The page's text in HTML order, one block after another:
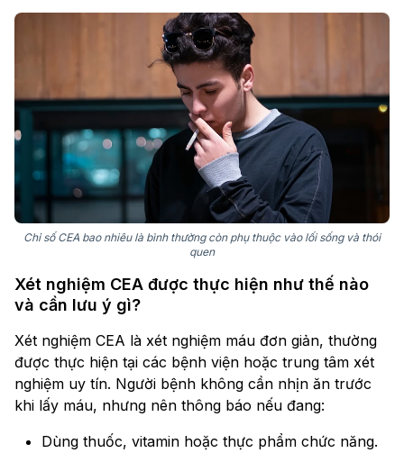
Chỉ số CEA bao nhiêu là bình thường còn phụ thuộc vào lối sống và thói
quen
Xét nghiệm CEA được thực hiện như thế nào
và cần lưu ý gì?
Xét nghiệm CEA là xét nghiệm máu đơn giản, thường
được thực hiện tại các bệnh viện hoặc trung tâm xét
nghiệm uy tín. Người bệnh không cần nhịn ăn trước
khi lấy máu, nhưng nên thông báo nếu đang:
Dùng thuốc, vitamin hoặc thực phẩm chức năng.